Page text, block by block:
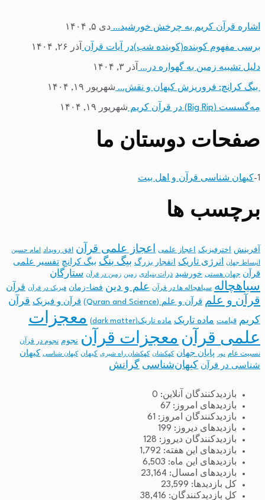
اشاره قرآن کریم به چرخش خورشید… دی ۵, ۱۴۰۴
برسی مفهوم کوبنده(کوبنده شب)در آیات قرآن آذر ۲۶, ۱۴۰۴
دلیل تشبیه زمین به گهواره در… آذر ۳, ۱۴۰۴
بیگ کرانچ: فروریزش کیهان و نقش… شهریور ۱۹, ۱۴۰۴
مِه‌گسست (Big Rip) در قرآن کریم شهریور ۱۹, ۱۴۰۴
صفحات دوستان ما
1- کیهان شناسی قرآن و اهل بیت
برچسب ها
آفرینش اخترفیزیک اعجاز علمی اعجاز علمی قرآن افق رویداد امام حسین
انبساط جهان انرژی تاریک انفجار بزرگ بیگ بنگ بیگ کرانچ تفسیر علمی
قرآن جهان هستی خورشید ذرات بنیادی زمین زمین در قرآن ستارگان
سیاهچاله سیاهچاله ها در قرآن علم و دین فضا-زمان فیزیک در قرآن قرآن
قرآن و علم قرآن و علم (Quran and Science) قرآن و فیزیک قرآن
کریم قیامت ماده تاریک ماده تاریک(dark matter)
معجزات
علمی قرآن معجزات قرآن نجوم نجوم در قرآن
نسبیت عام نور پایان جهان کهکشان کهکشان راه شیری کیهان کیهان شناسی
کیهان
شناسی در قرآن
کیهان‌شناسی گرانش
بازدیدکنندگان آنلاین: 0
بازدیدهای امروز: 67
بازدیدکنندگان امروز: 61
بازدیدهای دیروز: 199
بازدیدکنندگان دیروز: 128
بازدیدهای این هفته: 1,792
بازدیدهای این ماه: 6,503
بازدیدهای امسال: 23,164
کل بازدیدها: 23,599
کل بازدیدکنند‌گان: 38,416